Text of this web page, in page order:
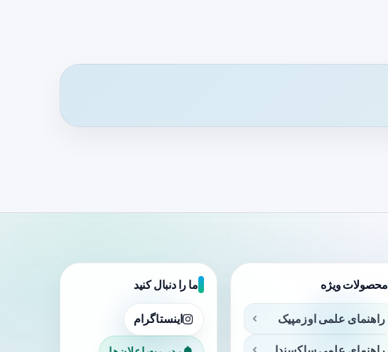
محصولات ویژه
راهنمای علمی اوزمپیک
ما را دنبال کنید
اینستاگرام